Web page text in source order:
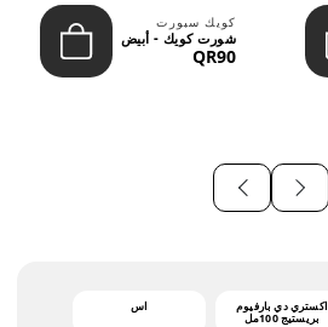
كويك سبورت
شورت كويك - أبيض
QR90
اكستري دي بارفيوم
بريستيج 100مل
اس